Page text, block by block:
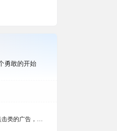
勇敢的开始
家点击下载按钮需要注意